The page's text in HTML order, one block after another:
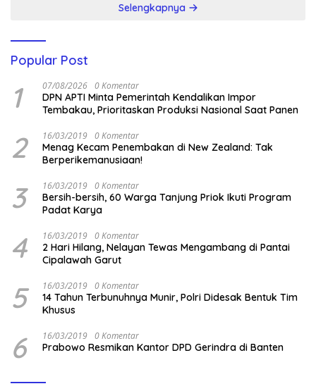
Selengkapnya
Popular Post
1 07/08/2026 0 Komentar
DPN APTI Minta Pemerintah Kendalikan Impor
Tembakau, Prioritaskan Produksi Nasional Saat Panen
2 16/03/2019 0 Komentar
Menag Kecam Penembakan di New Zealand: Tak
Berperikemanusiaan!
3 16/03/2019 0 Komentar
Bersih-bersih, 60 Warga Tanjung Priok Ikuti Program
Padat Karya
4 16/03/2019 0 Komentar
2 Hari Hilang, Nelayan Tewas Mengambang di Pantai
Cipalawah Garut
5 16/03/2019 0 Komentar
14 Tahun Terbunuhnya Munir, Polri Didesak Bentuk Tim
Khusus
6 16/03/2019 0 Komentar
Prabowo Resmikan Kantor DPD Gerindra di Banten